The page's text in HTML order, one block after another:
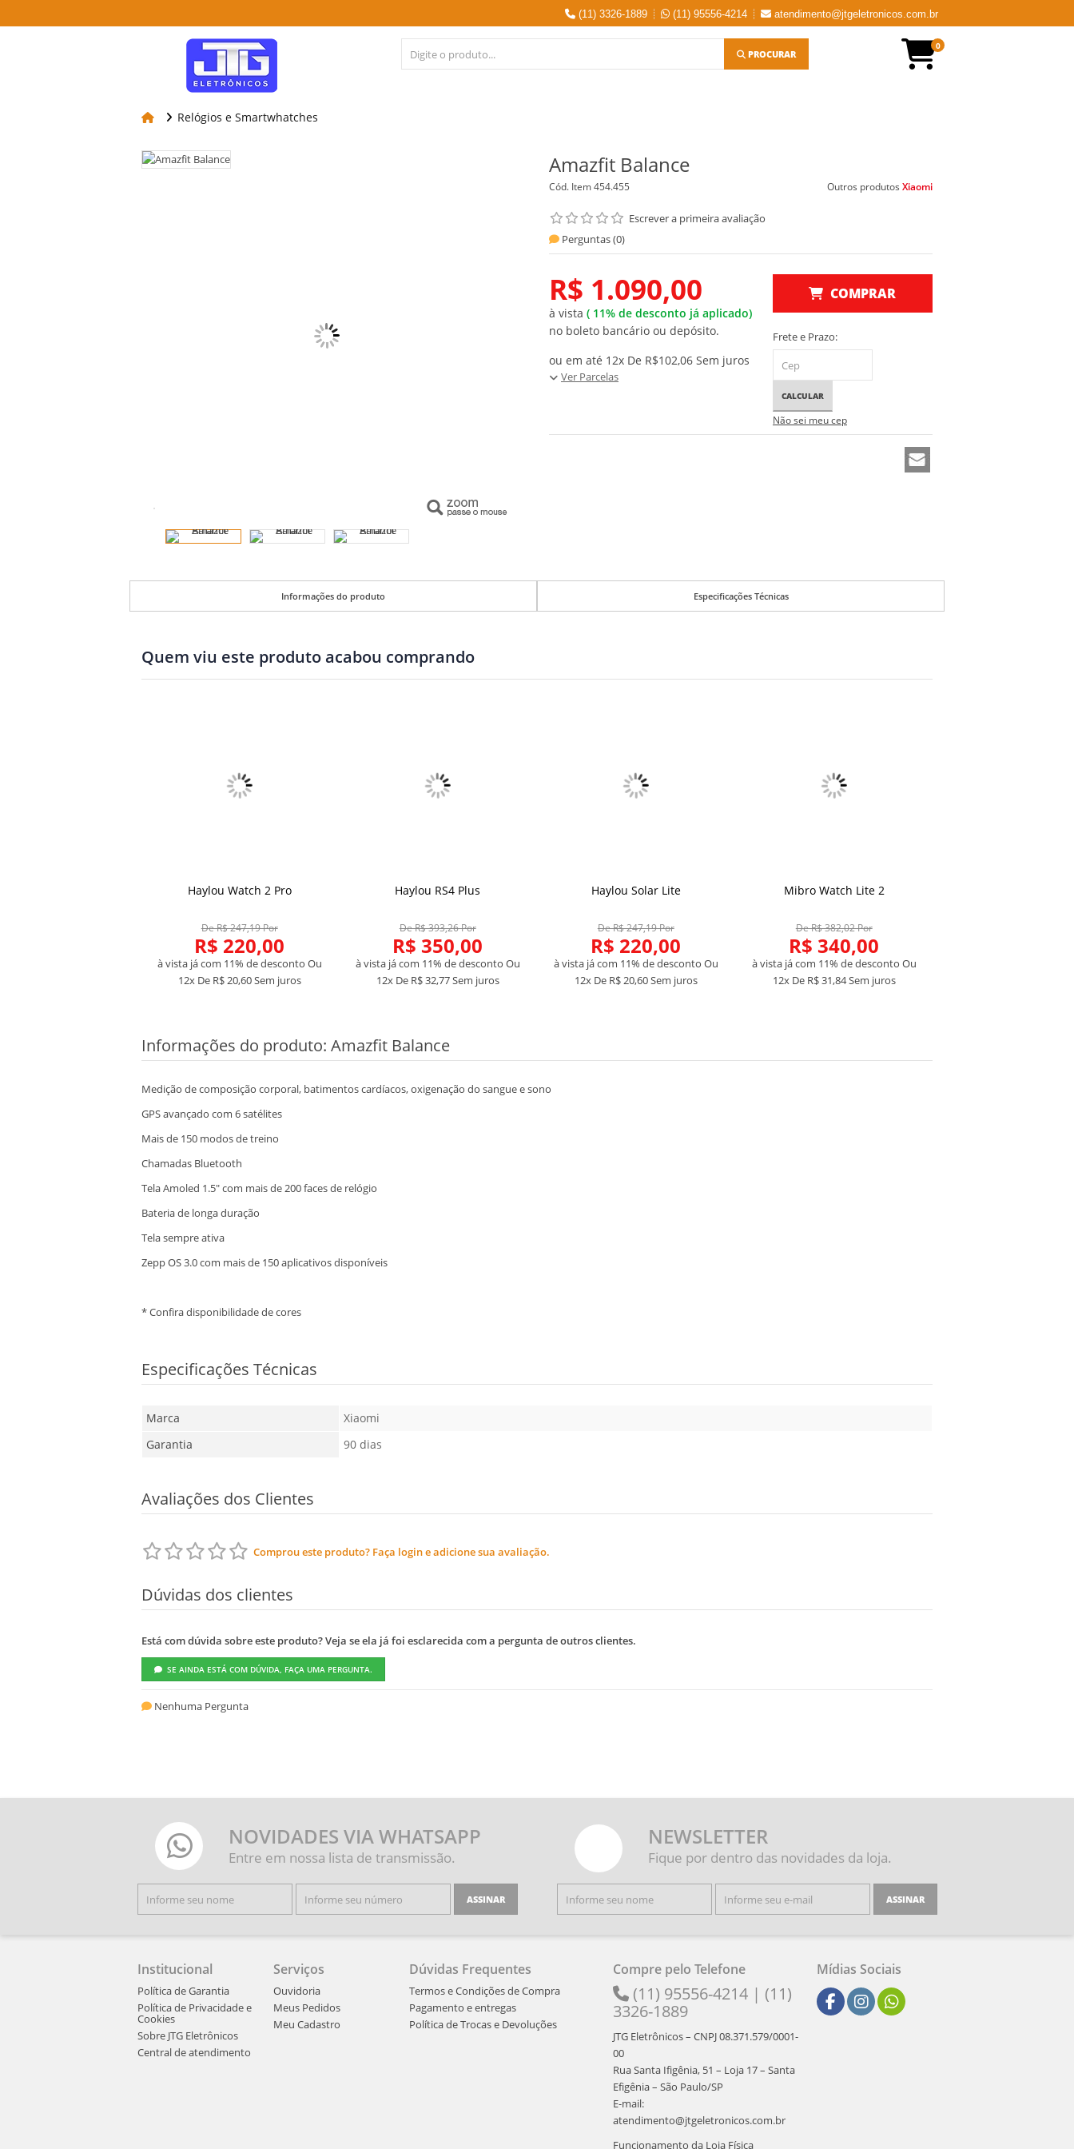
(11) 3326-1889 (11) 95556-4214 atendimento@jtgeletronicos.com.br
PROCURAR
0
Relógios e Smartwhatches
Amazfit Balance
Cód. Item454.455 Outros produtos Xiaomi
Escrever a primeira avaliação
Perguntas (0)
R$ 1.090,00
à vista ( 11% de desconto já aplicado)
no boleto bancário ou depósito.
ou em até 12x De R$102,06 Sem juros
Ver Parcelas
COMPRAR
Frete e Prazo:
CALCULAR
Não sei meu cep
Informações do produto Especificações Técnicas
Quem viu este produto acabou comprando
COMPRAR
Haylou Watch 2 Pro
De R$ 247,19 Por
R$ 220,00
à vista já com 11% de desconto Ou
12x De R$ 20,60Sem juros
COMPRAR
Haylou RS4 Plus
De R$ 393,26 Por
R$ 350,00
à vista já com 11% de desconto Ou
12x De R$ 32,77Sem juros
COMPRAR
Haylou Solar Lite
De R$ 247,19 Por
R$ 220,00
à vista já com 11% de desconto Ou
12x De R$ 20,60Sem juros
COMPRAR
Mibro Watch Lite 2
De R$ 382,02 Por
R$ 340,00
à vista já com 11% de desconto Ou
12x De R$ 31,84Sem juros
Informações do produto: Amazfit Balance
Medição de composição corporal, batimentos cardíacos, oxigenação do sangue e sono
GPS avançado com 6 satélites
Mais de 150 modos de treino
Chamadas Bluetooth
Tela Amoled 1.5" com mais de 200 faces de relógio
Bateria de longa duração
Tela sempre ativa
Zepp OS 3.0 com mais de 150 aplicativos disponíveis
* Confira disponibilidade de cores
Especificações Técnicas
Marca
Xiaomi
Garantia
90 dias
Avaliações dos Clientes
Comprou este produto? Faça login e adicione sua avaliação.
Dúvidas dos clientes
Está com dúvida sobre este produto? Veja se ela já foi esclarecida com a pergunta de outros clientes.
SE AINDA ESTÁ COM DÚVIDA, FAÇA UMA PERGUNTA.
Nenhuma Pergunta
NOVIDADES VIA WHATSAPP
Entre em nossa lista de transmissão.
ASSINAR
NEWSLETTER
Fique por dentro das novidades da loja.
ASSINAR
Institucional
Política de Garantia
Política de Privacidade e
Cookies
Sobre JTG Eletrônicos
Central de atendimento
Serviços
Ouvidoria
Meus Pedidos
Meu Cadastro
Dúvidas Frequentes
Termos e Condições de Compra
Pagamento e entregas
Política de Trocas e Devoluções
Compre pelo Telefone
(11) 95556-4214 | (11)
3326-1889
JTG Eletrônicos – CNPJ 08.371.579/0001-
00
Rua Santa Ifigênia, 51 – Loja 17 – Santa
Efigênia – São Paulo/SP
E-mail:
atendimento@jtgeletronicos.com.br
Funcionamento da Loja Física
Mídias Sociais